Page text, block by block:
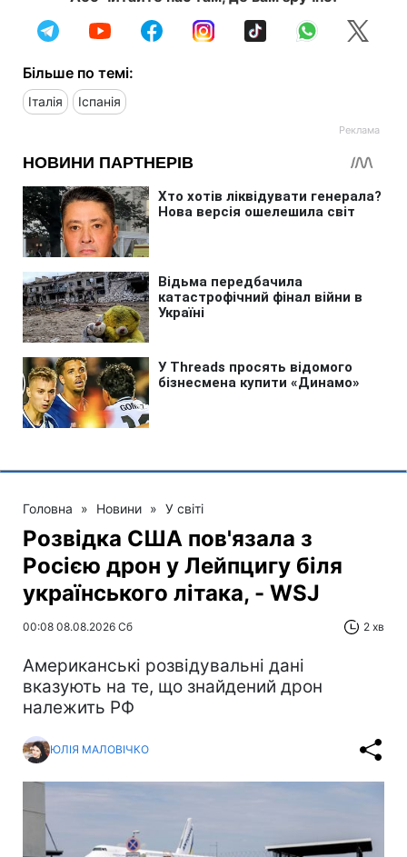
Більше по темі:
Італія Іспанія
Головна » Новини » У світі
Розвідка США пов'язала з
Росією дрон у Лейпцигу біля
українського літака, - WSJ
00:08 08.08.2026 Сб 2 хв
Американські розвідувальні дані
вказують на те, що знайдений дрон
належить РФ
ЮЛІЯ МАЛОВІЧКО